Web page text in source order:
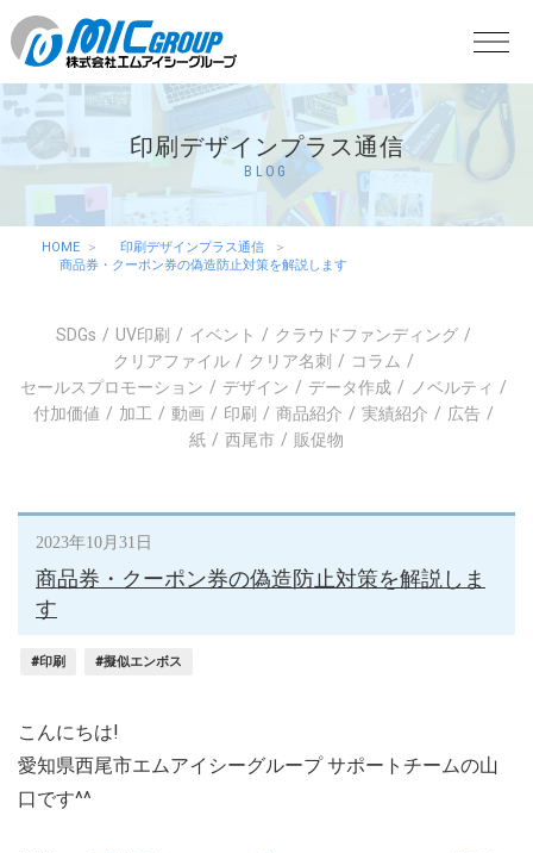
印刷デザインプラス通信
BLOG
HOME
印刷デザインプラス通信
商品券・クーポン券の偽造防止対策を解説します
SDGs UV印刷 イベント
クラウドファンディング
クリアファイル
クリア名刺
コラム
セールスプロモーション
デザイン データ作成
ノベルティ
付加価値
加工 動画 印刷 商品紹介 実績紹介
広告
紙
西尾市 販促物
2023年10月31日
商品券・クーポン券の偽造防止対策を解説しま
す
#印刷 #擬似エンボス
こんにちは!
愛知県西尾市エムアイシーグループ サポートチームの山
口です^^